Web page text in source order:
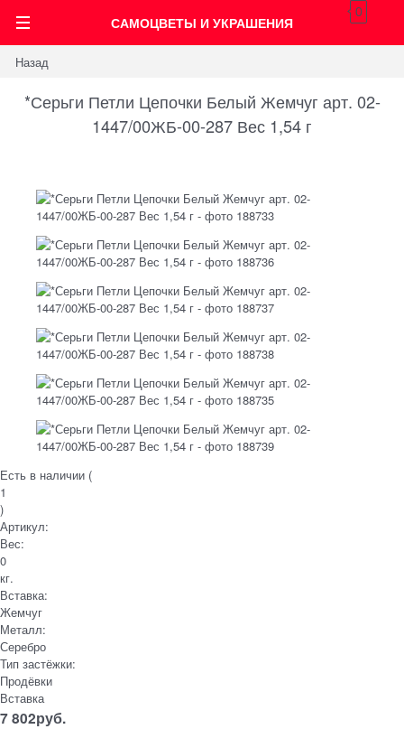
САМОЦВЕТЫ И УКРАШЕНИЯ
0
Назад
*Серьги Петли Цепочки Белый Жемчуг арт. 02-
1447/00ЖБ-00-287 Вес 1,54 г
Есть в наличии (
1
)
Артикул:
Вес:
0
кг.
Вставка:
Жемчуг
Металл:
Серебро
Тип застёжки:
Продёвки
Вставка
7 802руб.